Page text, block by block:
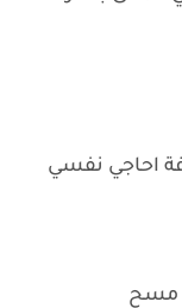
احاجي نفسي
مسح